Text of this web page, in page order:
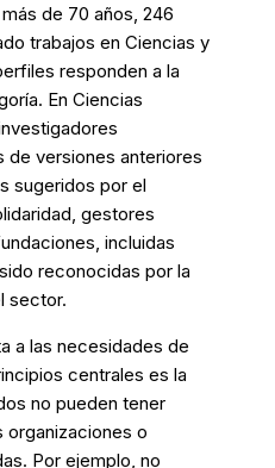
de 70 años, 246
trabajos en Ciencias y
responden a la
En Ciencias
de versiones anteriores
sugeridos por el
gestores
incluidas
reconocidas por la
sector.
a las necesidades de
centrales es la
no pueden tener
o
Por ejemplo, no